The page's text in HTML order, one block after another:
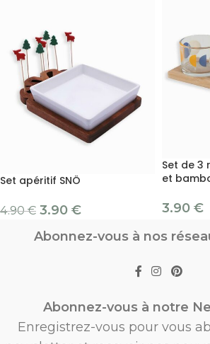
Set apéritif SNÖ
4.90€ 3.90 €
Set de 3
et
3.90 €
Abonnez-vous à nos
Abonnez-vous à notre
Enregistrez-vous pour vous